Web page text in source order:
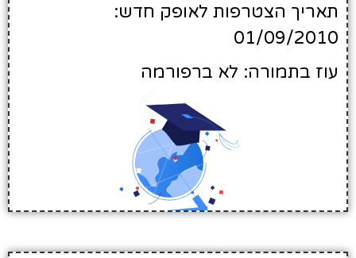
תאריך הצטרפות לאופק חדש:
01/09/2010
עוז בתמורה: לא ברפורמה